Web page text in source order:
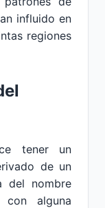
influido en
regiones
tener un
de un
del nombre
con alguna